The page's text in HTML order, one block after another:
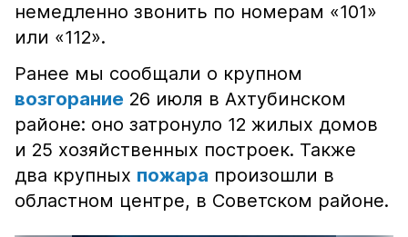
немедленно звонить по номерам «101»
или «112».
Ранее мы сообщали о крупном
возгорание 26 июля в Ахтубинском
районе: оно затронуло 12 жилых домов
и 25 хозяйственных построек. Также
два крупных пожара произошли в
областном центре, в Советском районе.